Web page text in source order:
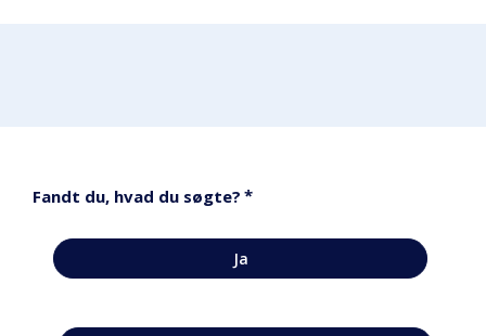
Fandt du, hvad du søgte? *
Ja